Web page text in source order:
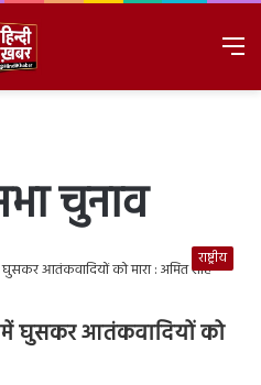
चुनाव
राष्ट्रीय
में घुसकर आतंकवादियों को